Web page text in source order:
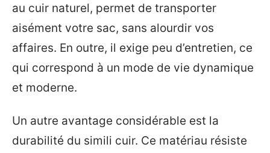
au cuir naturel, permet de transporter
aisément votre sac, sans alourdir vos
affaires. En outre, il exige peu d’entretien, ce
qui correspond à un mode de vie dynamique
et moderne.
Un autre avantage considérable est la
durabilité du simili cuir. Ce matériau résiste